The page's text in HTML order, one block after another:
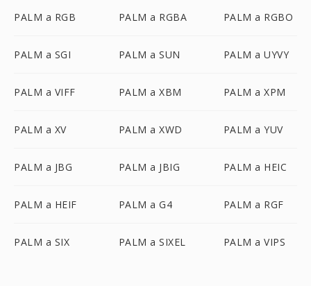
PALM a RGB PALM a RGBA PALM a RGBO
PALM a SGI PALM a SUN PALM a UYVY
PALM a VIFF PALM a XBM PALM a XPM
PALM a XV PALM a XWD PALM a YUV
PALM a JBG PALM a JBIG PALM a HEIC
PALM a HEIF PALM a G4 PALM a RGF
PALM a SIX PALM a SIXEL PALM a VIPS